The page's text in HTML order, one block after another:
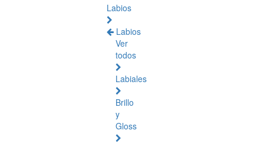
Labios
Labios
Ver
todos
Labiales
Brillo
y
Gloss